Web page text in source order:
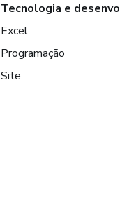
Tecnologia e
Excel
Programação
Site